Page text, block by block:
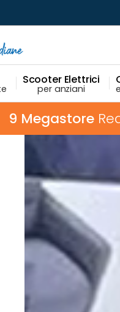
Scooter Elettrici
per anziani
da provarein